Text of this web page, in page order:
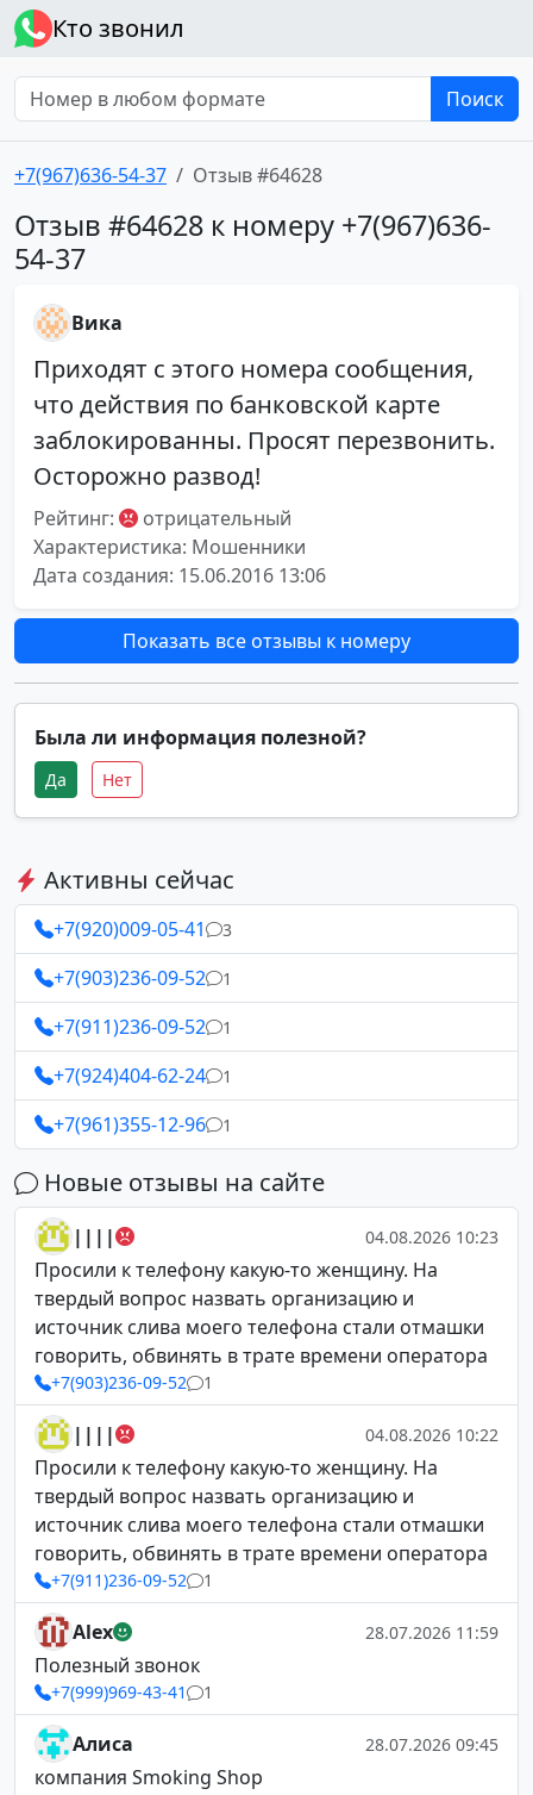
Кто звонил
Поиск
+7(967)636-54-37 Отзыв #64628
Отзыв #64628 к номеру +7(967)636-
54-37
Вика
Приходят с этого номера сообщения,
что действия по банковской карте
заблокированны. Просят перезвонить.
Осторожно развод!
Рейтинг:
отрицательный
Характеристика: Мошенники
Дата создания: 15.06.2016 13:06
Показать все отзывы к номеру
Была ли информация полезной?
Да Нет
Активны сейчас
+7(920)009-05-41 3
+7(903)236-09-52 1
+7(911)236-09-52 1
+7(924)404-62-24 1
+7(961)355-12-96 1
Новые отзывы на сайте
|||| 04.08.2026 10:23
Просили к телефону какую-то женщину. На
твердый вопрос назвать организацию и
источник слива моего телефона стали отмашки
говорить, обвинять в трате времени оператора
+7(903)236-09-52 1
|||| 04.08.2026 10:22
Просили к телефону какую-то женщину. На
твердый вопрос назвать организацию и
источник слива моего телефона стали отмашки
говорить, обвинять в трате времени оператора
+7(911)236-09-52 1
Alex 28.07.2026 11:59
Полезный звонок
+7(999)969-43-41 1
Алиса 28.07.2026 09:45
компания Smoking Shop